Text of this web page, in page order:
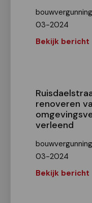
03-2024
Bekijk bericht
renoveren
verleend
03-2024
Bekijk bericht